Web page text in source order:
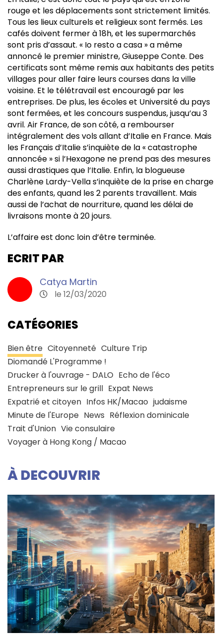
rouge et les déplacements sont strictement limités.
Tous les lieux culturels et religieux sont fermés. Les
cafés doivent fermer à 18h, et les supermarchés
sont pris d’assaut. « Io resto a casa » a même
annoncé le premier ministre, Giuseppe Conte. Des
certificats sont même remis aux habitants des petits
villages pour aller faire leurs courses dans la ville
voisine. Et le télétravail est encouragé par les
entreprises. De plus, les écoles et Université du pays
sont fermées, et les concours suspendus, jusqu’au 3
avril. Air France, de son côté, a rembourser
intégralement des vols allant d’Italie en France. Mais
les Français d’Italie s’inquiète de la « catastrophe
annoncée » si l’Hexagone ne prend pas des mesures
aussi drastiques que l’Italie. Enfin, la blogueuse
Charlène Lardy-Vella s’inquiète de la prise en charge
des enfants, quand les 2 parents travaillent. Mais
aussi de l’achat de nourriture, quand les délai de
livraisons monte à 20 jours.
L’affaire est donc loin d’être terminée.
ECRIT PAR
Catya Martin
le 12/03/2020
CATÉGORIES
Bien être Citoyenneté Culture Trip
Diomandé L'Programme !
Drucker à l'ouvrage - DALO Echo de l'éco
Entrepreneurs sur le grill Expat News
Expatrié et citoyen Infos HK/Macao judaisme
Minute de l'Europe News Réflexion dominicale
Trait d'Union Vie consulaire
Voyager à Hong Kong / Macao
À DECOUVRIR